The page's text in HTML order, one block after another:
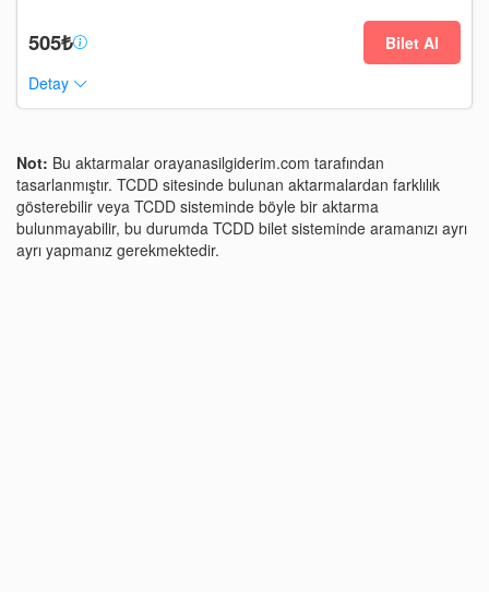
505₺
Bilet Al
Detay
Not: Bu aktarmalar orayanasilgiderim.com tarafından
tasarlanmıştır. TCDD sitesinde bulunan aktarmalardan farklılık
gösterebilir veya TCDD sisteminde böyle bir aktarma
bulunmayabilir, bu durumda TCDD bilet sisteminde aramanızı ayrı
ayrı yapmanız gerekmektedir.